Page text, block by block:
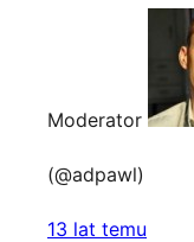
Moderator
(@adpawl)
13 lat temu